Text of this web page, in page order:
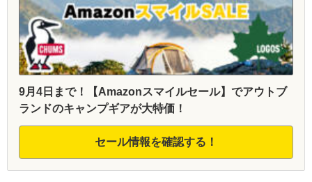
9月4日まで！【Amazonスマイルセール】でアウトブ
ランドのキャンプギアが大特価！
セール情報を確認する！